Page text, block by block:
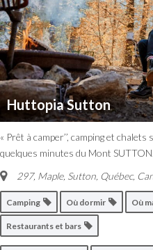
Huttopia Sutton
« Prêt à camper’’, camping et
quelques minutes du Mont
297, Maple, Sutton, Québec,
Camping Où dormir Où
Restaurants et bars